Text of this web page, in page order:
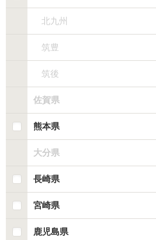
北九州
筑豊
筑後
佐賀県
熊本県
大分県
長崎県
宮崎県
鹿児島県